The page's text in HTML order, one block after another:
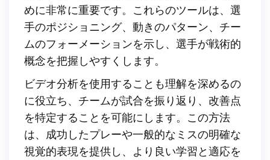
めに非常に重要です。これらのツールは、選
手のポジショニング、動きのパターン、チー
ムのフォーメーションを示し、選手が戦術的
概念を把握しやすくします。
ビデオ分析を使用することも理解を深めるの
に役立ち、チームが試合を振り返り、改善点
を特定することを可能にします。この方法
は、成功したプレーや一般的なミスの明確な
視覚的表現を提供し、より良い学習と適応を